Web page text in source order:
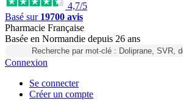
4,7/5
Basé sur 19700 avis
Pharmacie Française
Basée en Normandie depuis 26 ans
Recherche par mot-clé : Doliprane, SVR,
Connexion
Se connecter
Créer un compte